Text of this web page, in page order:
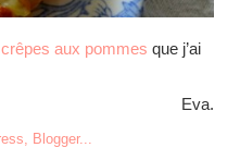
crêpes aux pommes que j’ai
Eva.